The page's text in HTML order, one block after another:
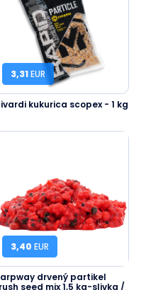
3,31EUR
kukurica scopex - 1 kg
3,40 EUR
drvený partikel
seed mix 1,5 kg-slivka /